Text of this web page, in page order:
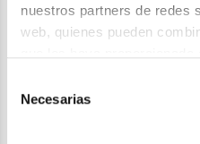
nuestros partners de redes
web, quienes pueden
la política de privacidad en
Necesarias